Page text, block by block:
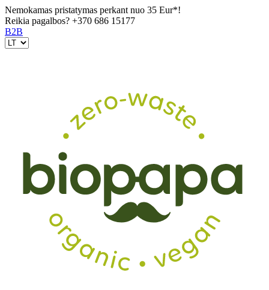
Nemokamas pristatymas perkant nuo 35 Eur*!
Reikia pagalbos? +370 686 15177
B2B